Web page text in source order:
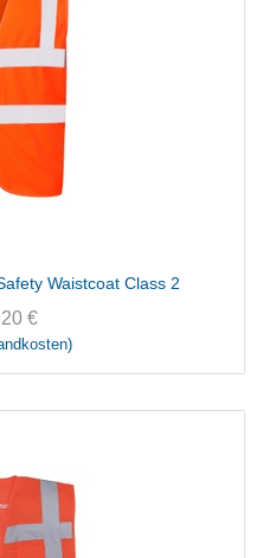
Waistcoat Class 2
€